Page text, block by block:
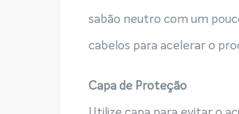
sabão neutro com um
cabelos para acelerar o
Capa de Proteção